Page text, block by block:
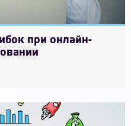
при онлайн-